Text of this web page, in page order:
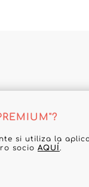
si utiliza la
socio AQUÍ.